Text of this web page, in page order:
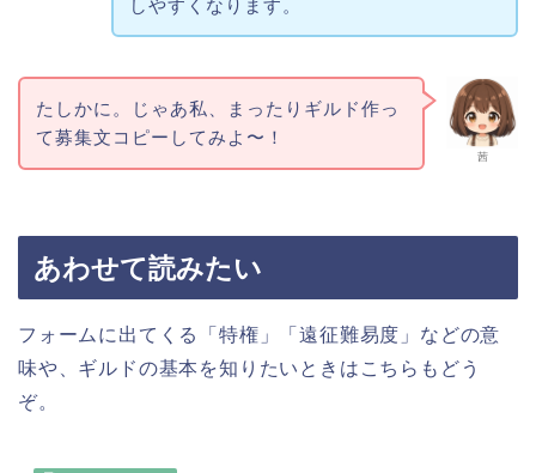
しやすくなります。
茜
たしかに。じゃあ私、まったりギルド作っ
て募集文コピーしてみよ〜！
あわせて読みたい
フォームに出てくる「特権」「遠征難易度」などの意
味や、ギルドの基本を知りたいときはこちらもどう
ぞ。